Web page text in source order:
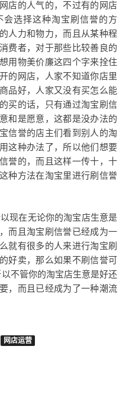
店的人气的，不过有的网店
会选择这种淘宝刷信誉的方
人力和物力，而且从某种程
费者，对于那些比较善良的
用物美价廉这四个字来拴住
的网店，人家不知道你店里
品好，人家又没有买怎么能
买的话，只有通过淘宝刷信
和是愿意，这都是没办法的
信誉的店主们看到别人的淘
这种办法了，所以他们想要
誉的，而且这样一传十，十
种方法在淘宝里进行刷信誉
现在无论你的淘宝店生意是
而且淘宝刷信誉已经成为一
就有很多的人来进行淘宝刷
好卖，那么如果不刷信誉可
不管你的淘宝店生意是好还
，而且已经成为了一种潮流
网店运营